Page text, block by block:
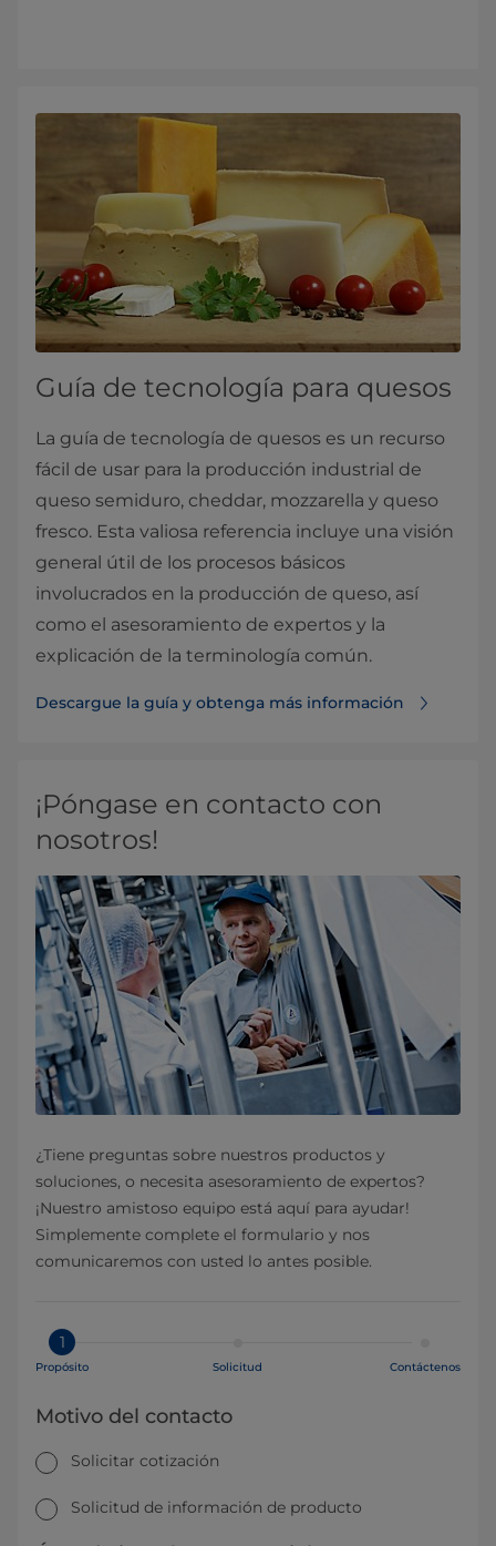
Guía de tecnología para quesos
La guía de tecnología de quesos es un recurso
fácil de usar para la producción industrial de
queso semiduro, cheddar, mozzarella y queso
fresco. Esta valiosa referencia incluye una visión
general útil de los procesos básicos
involucrados en la producción de queso, así
como el asesoramiento de expertos y la
explicación de la terminología común.
Descargue la guía y obtenga más información
¡Póngase en contacto con
nosotros!
¿Tiene preguntas sobre nuestros productos y
soluciones, o necesita asesoramiento de expertos?
¡Nuestro amistoso equipo está aquí para ayudar!
Simplemente complete el formulario y nos
comunicaremos con usted lo antes posible.
1
Propósito Solicitud Contáctenos
Motivo del contacto
Solicitar cotización
Solicitud de información de producto